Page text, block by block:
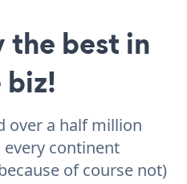
the best in
over a half million
every continent
of course not)